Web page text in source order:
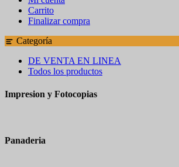
Carrito
Finalizar compra
Categoría
DE VENTA EN LINEA
Todos los productos
Impresion y Fotocopias
Panaderia